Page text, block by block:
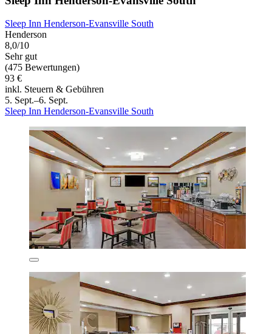
Sleep Inn Henderson-Evansville South
Henderson
8,0/10
Sehr gut
(475 Bewertungen)
93 €
inkl. Steuern & Gebühren
5. Sept.–6. Sept.
Sleep Inn Henderson-Evansville South